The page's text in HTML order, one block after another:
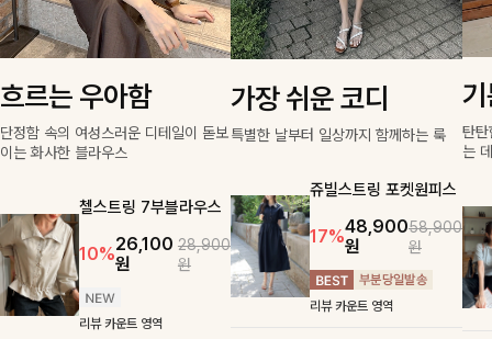
흐르는 우아함
단정함 속의 여성스러운 디테일이 돋보
이는 화사한 블라우스
첼스트링 7부블라우스
10%26,100
원
28,900
원
리뷰 카운트 영역
가장 쉬운 코디
특별한 날부터 일상까지 함께하는 룩
쥬빌스트링 포켓원피스
17%48,900
원
58,900
원
리뷰 카운트 영역
탄
는